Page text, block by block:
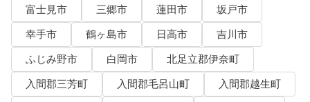
富士見市
三郷市 蓮田市
坂戸市
幸手市
鶴ヶ島市 日高市
吉川市
ふじみ野市
白岡市
北足立郡伊奈町
入間郡三芳町
入間郡毛呂山町
入間郡越生町